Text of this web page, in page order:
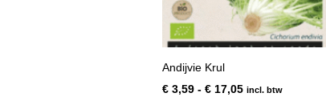
Andijvie Krul
€ 3,59 - € 17,05Prijsklasse:
incl. btw